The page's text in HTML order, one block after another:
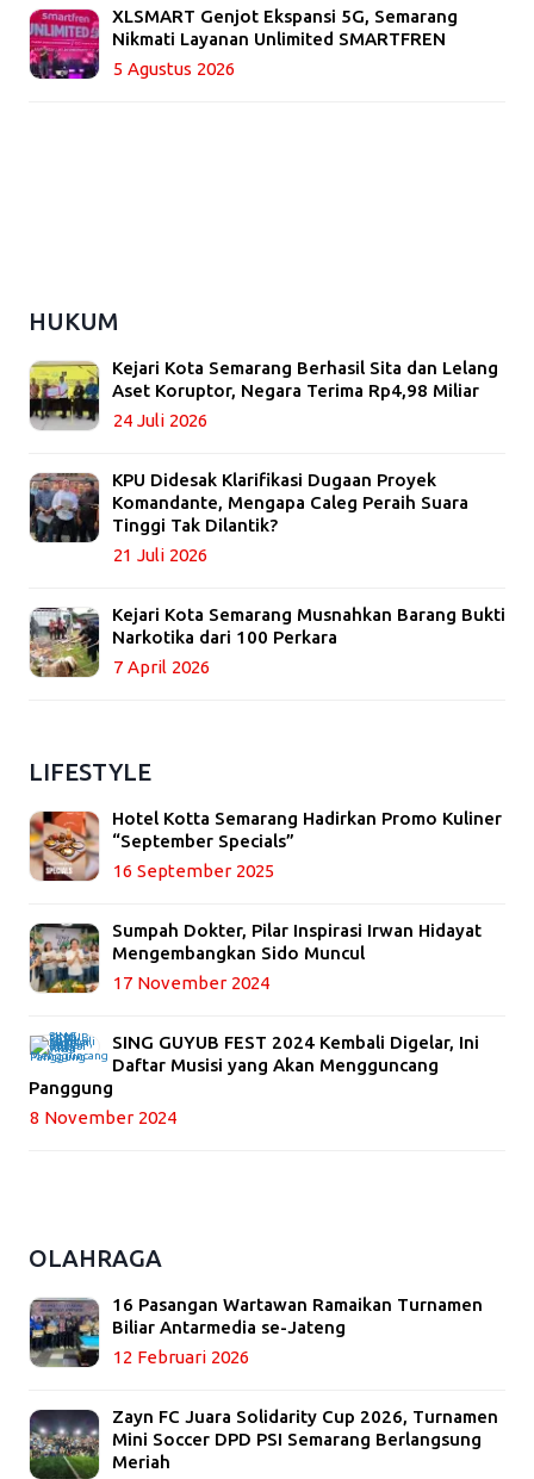
XLSMART Genjot Ekspansi 5G, Semarang
Nikmati Layanan Unlimited SMARTFREN
5 Agustus 2026
HUKUM
Kejari Kota Semarang Berhasil Sita dan Lelang
Aset Koruptor, Negara Terima Rp4,98 Miliar
24 Juli 2026
KPU Didesak Klarifikasi Dugaan Proyek
Komandante, Mengapa Caleg Peraih Suara
Tinggi Tak Dilantik?
21 Juli 2026
Kejari Kota Semarang Musnahkan Barang Bukti
Narkotika dari 100 Perkara
7 April 2026
LIFESTYLE
Hotel Kotta Semarang Hadirkan Promo Kuliner
“September Specials”
16 September 2025
Sumpah Dokter, Pilar Inspirasi Irwan Hidayat
Mengembangkan Sido Muncul
17 November 2024
SING GUYUB FEST 2024 Kembali Digelar, Ini
Daftar Musisi yang Akan Mengguncang
Panggung
8 November 2024
OLAHRAGA
16 Pasangan Wartawan Ramaikan Turnamen
Biliar Antarmedia se-Jateng
12 Februari 2026
Zayn FC Juara Solidarity Cup 2026, Turnamen
Mini Soccer DPD PSI Semarang Berlangsung
Meriah